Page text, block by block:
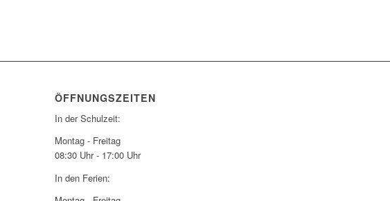
ÖFFNUNGSZEITEN
In der Schulzeit:
Montag - Freitag
08:30 Uhr - 17:00 Uhr
In den Ferien: